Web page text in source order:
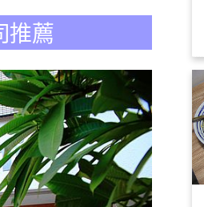
推薦